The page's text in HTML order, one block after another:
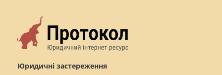
Юридичні застереження